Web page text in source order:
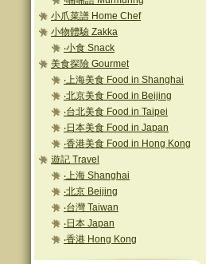
小爪菜譜 Home Chef
小物體驗 Zakka
‧小食 Snack
美食探險 Gourmet
‧上海美食 Food in Shanghai
‧北京美食 Food in Beijing
‧台北美食 Food in Taipei
‧日本美食 Food in Japan
‧香港美食 Food in Hong Kong
遊記 Travel
‧上海 Shanghai
‧北京 Beijing
‧台灣 Taiwan
‧日本 Japan
‧香港 Hong Kong